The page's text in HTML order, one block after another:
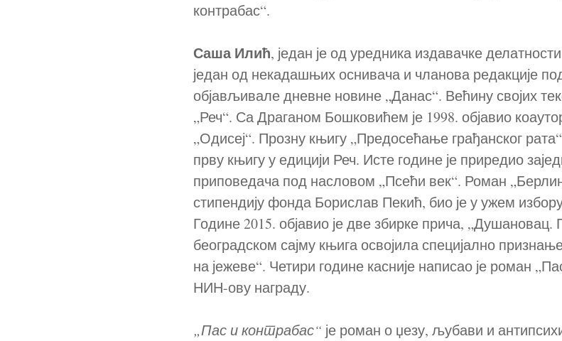
контрабас“.
Саша Илић, један је од уредника издавачке
један од некадашњих оснивача и чланова редакције
објављивале дневне новине „Данас“. Већину својих
„Реч“. Са Драганом Бошковићем је 1998. објавио
„Одисеј“. Прозну књигу „Предосећање грађанског
прву књигу у едицији Реч. Исте године је приредио
приповедача под насловом „Псећи век“. Роман
стипендију фонда Борислав Пекић, био је у ужем
Године 2015. објавио је две збирке прича, „Душановац.
београдском сајму књига освојила специјално
на јежеве“. Четири године касније написао је роман
НИН-ову награду.
„Пас и контрабас“ је роман о џезу, љубави и